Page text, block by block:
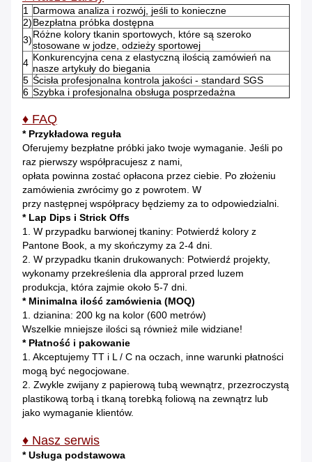
1 Darmowa analiza i rozwój, jeśli to konieczne
2)Bezpłatna próbka dostępna
3)Różne kolory tkanin sportowych, które są szeroko
stosowane w jodze, odzieży sportowej
4 Konkurencyjna cena z elastyczną ilością zamówień na
nasze artykuły do ​​biegania
5 Ścisła profesjonalna kontrola jakości - standard SGS
6 Szybka i profesjonalna obsługa posprzedażna
♦ FAQ
* Przykładowa reguła
Oferujemy bezpłatne próbki jako twoje wymaganie. Jeśli po
raz pierwszy współpracujesz z nami,
opłata powinna zostać opłacona przez ciebie. Po złożeniu
zamówienia zwrócimy go z powrotem. W
przy następnej współpracy będziemy za to odpowiedzialni.
* Lap Dips i Strick Offs
1. W przypadku barwionej tkaniny: Potwierdź kolory z
Pantone Book, a my skończymy za 2-4 dni.
2. W przypadku tkanin drukowanych: Potwierdź projekty,
wykonamy przekreślenia dla approral przed luzem
produkcja, która zajmie około 5-7 dni.
* Minimalna ilość zamówienia (MOQ)
1. dzianina: 200 kg na kolor (600 metrów)
Wszelkie mniejsze ilości są również mile widziane!
* Płatność i pakowanie
1. Akceptujemy TT i L / C na oczach, inne warunki płatności
mogą być negocjowane.
2. Zwykle zwijany z papierową tubą wewnątrz, przezroczystą
plastikową torbą i tkaną torebką foliową na zewnątrz lub
jako wymaganie klientów.
♦ Nasz serwis
* Usługa podstawowa